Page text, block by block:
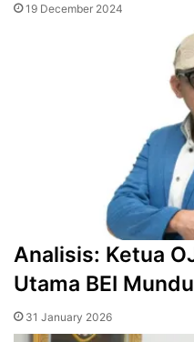
19 December 2024
Analisis: Ketua
Utama BEI
31 January 2026